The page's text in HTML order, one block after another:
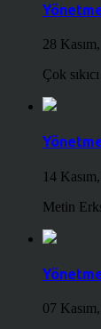
28
Çok
14
Metin
07